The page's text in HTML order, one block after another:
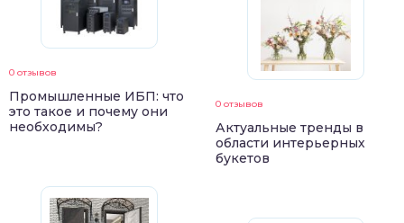
0 отзывов
Промышленные ИБП: что
это такое и почему они
необходимы?
0 отзывов
Актуальные тренды в
области интерьерных
букетов